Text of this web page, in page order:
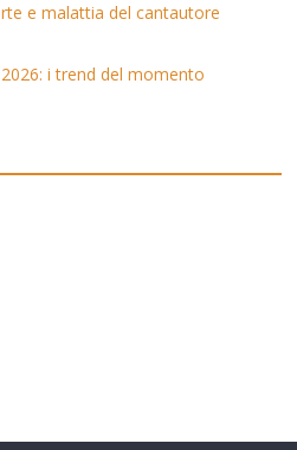
e malattia del cantautore
i trend del momento